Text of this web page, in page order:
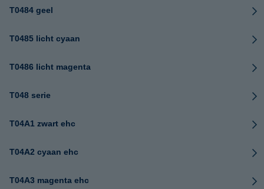
T0484 geel
T0485 licht cyaan
T0486 licht magenta
T048 serie
T04A1 zwart ehc
T04A2 cyaan ehc
T04A3 magenta ehc